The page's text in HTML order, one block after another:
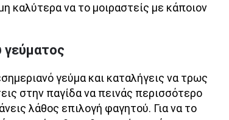
καλύτερα να το μοιραστείς με κάποιον
γεύματος
γεύμα και καταλήγεις να τρως
στην παγίδα να πεινάς περισσότερο
λάθος επιλογή φαγητού. Για να το